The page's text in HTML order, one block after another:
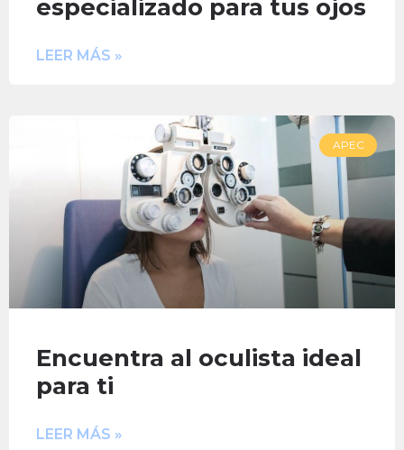
especializado para tus ojos
LEER MÁS »
APEC
Encuentra al oculista ideal
para ti
LEER MÁS »